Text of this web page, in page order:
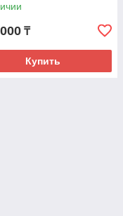
₸
Купить